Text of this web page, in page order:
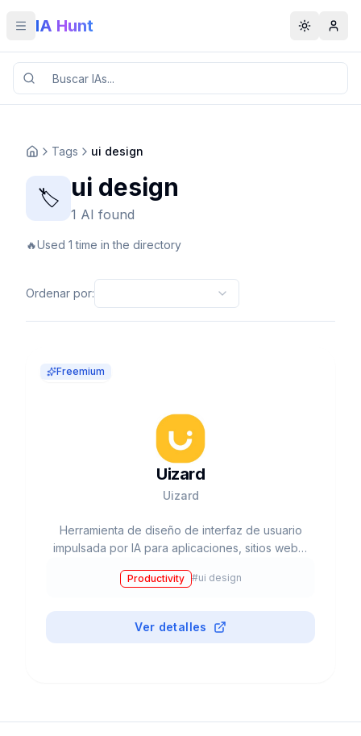
Toggle menu
IA Hunt Toggle
Tags ui design
🏷️ ui design
1 AI found
🔥Used 1 time in the directory
Ordenar por:
Freemium
Uizard
Uizard
Herramienta de diseño de interfaz de usuario
impulsada por IA para aplicaciones, sitios web y
Productivity #ui design
Ver detalles